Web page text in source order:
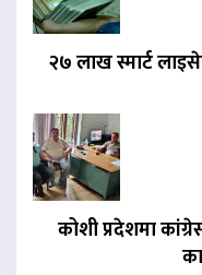
२७ लाख स्मार्ट
कोशी प्रदेशमा